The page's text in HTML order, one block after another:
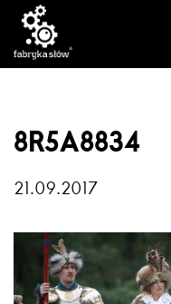
8R5A8834
21.09.2017